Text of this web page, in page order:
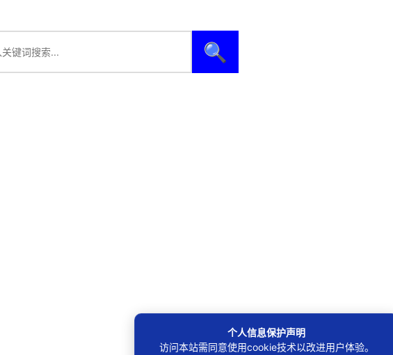
🔍
个人信息保护声明
访问本站需同意使用cookie技术以改进用户体验。